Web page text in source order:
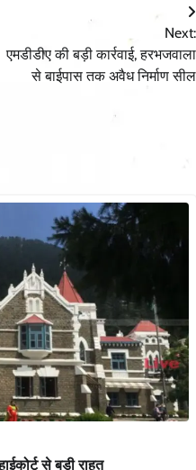
Next:
एमडीडीए की बड़ी कार्रवाई, हरभजवाला
से बाईपास तक अवैध निर्माण सील
से बड़ी राहत